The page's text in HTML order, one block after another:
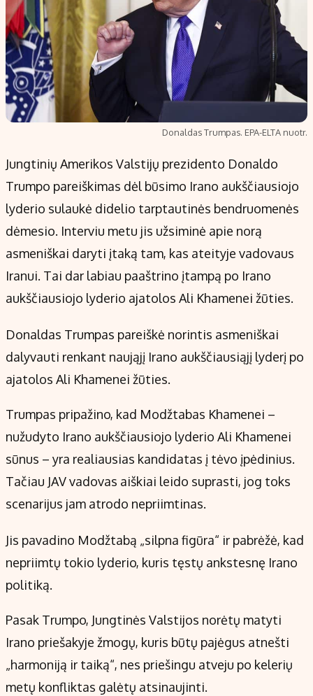
Donaldas Trumpas. EPA-ELTA nuotr.
Jungtinių Amerikos Valstijų prezidento Donaldo
Trumpo pareiškimas dėl būsimo Irano aukščiausiojo
lyderio sulaukė didelio tarptautinės bendruomenės
dėmesio. Interviu metu jis užsiminė apie norą
asmeniškai daryti įtaką tam, kas ateityje vadovaus
Iranui. Tai dar labiau paaštrino įtampą po Irano
aukščiausiojo lyderio ajatolos Ali Khamenei žūties.
Donaldas Trumpas pareiškė norintis asmeniškai
dalyvauti renkant naująjį Irano aukščiausiąjį lyderį po
ajatolos Ali Khamenei žūties.
Trumpas pripažino, kad Modžtabas Khamenei –
nužudyto Irano aukščiausiojo lyderio Ali Khamenei
sūnus – yra realiausias kandidatas į tėvo įpėdinius.
Tačiau JAV vadovas aiškiai leido suprasti, jog toks
scenarijus jam atrodo nepriimtinas.
Jis pavadino Modžtabą „silpna figūra“ ir pabrėžė, kad
nepriimtų tokio lyderio, kuris tęstų ankstesnę Irano
politiką.
Pasak Trumpo, Jungtinės Valstijos norėtų matyti
Irano priešakyje žmogų, kuris būtų pajėgus atnešti
„harmoniją ir taiką“, nes priešingu atveju po kelerių
metų konfliktas galėtų atsinaujinti.